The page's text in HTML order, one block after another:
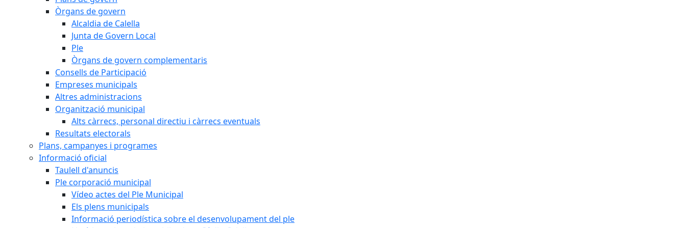
Òrgans de govern
Alcaldia de Calella
Junta de Govern Local
Ple
Òrgans de govern complementaris
Consells de Participació
Empreses municipals
Altres administracions
Organització municipal
Alts càrrecs, personal directiu i càrrecs eventuals
Resultats electorals
Plans, campanyes i programes
Informació oficial
Taulell d'anuncis
Ple corporació municipal
Vídeo actes del Ple Municipal
Els plens municipals
Informació periodística sobre el desenvolupament del ple